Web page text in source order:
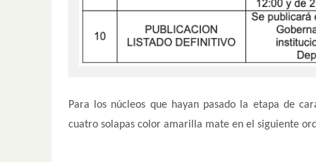
Para los núcleos que hayan pasado la etapa de
cuatro solapas color amarilla mate en el siguiente